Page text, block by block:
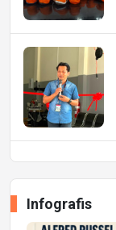
Infografis